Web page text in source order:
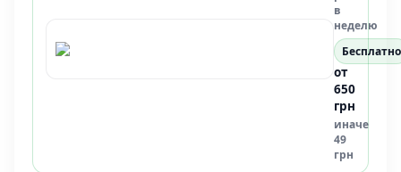
в
неделю
Бесплатно
от
650
грн
иначе
49
грн